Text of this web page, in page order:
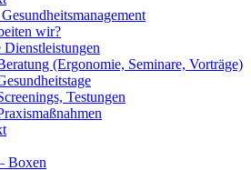
wir?
Dienstleistungen
(Ergonomie, Seminare, Vorträge)
Testungen
Boxen